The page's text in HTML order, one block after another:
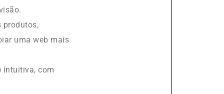
produtos,
uma web mais
intuitiva, com